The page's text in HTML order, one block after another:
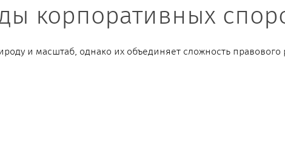
корпоративных
и масштаб, однако их объединяет сложность